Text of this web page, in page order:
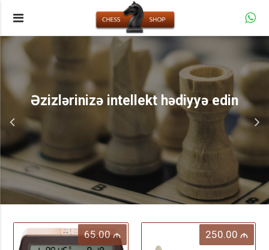
Əzizlərinizə intellekt hədiyyə edin
65.00M 250.00 M